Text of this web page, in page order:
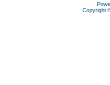
Copyright